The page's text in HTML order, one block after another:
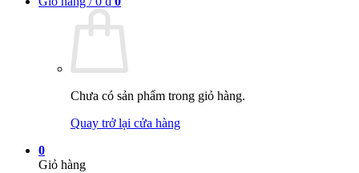
Chưa có sản phẩm trong giỏ hàng.
Quay trở lại cửa hàng
0
Giỏ hàng